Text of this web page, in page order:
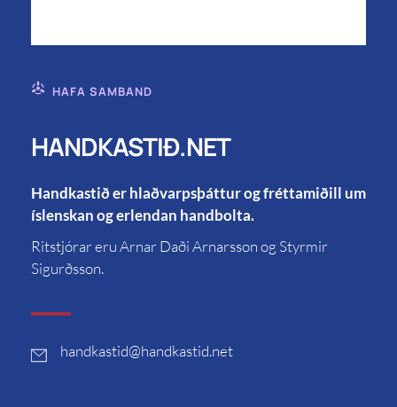
HAFA SAMBAND
HANDKASTIÐ.NET
Handkastið er hlaðvarpsþáttur og fréttamiðill um
íslenskan og erlendan handbolta.
Ritstjórar eru Arnar Daði Arnarsson og Styrmir
Sigurðsson.
handkastid@handkastid.net